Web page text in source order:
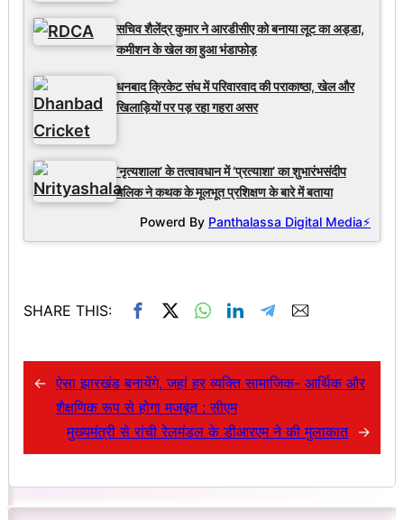
सचिव शैलेंद्र कुमार ने आरडीसीए को बनाया लूट का अड्डा,
कमीशन के खेल का हुआ भंडाफोड़
धनबाद क्रिकेट संघ में परिवारवाद की पराकाष्ठा, खेल और
खिलाड़ियों पर पड़ रहा गहरा असर
‘नृत्यशाला’ के तत्वावधान में ‘प्रत्याशा’ का शुभारंभसंदीप
मलिक ने कथक के मूलभूत प्रशिक्षण के बारे में बताया
Powerd By Panthalassa Digital Media⚡
SHARE THIS:
← ऐसा झारखंड बनायेंगे, जहां हर व्यक्ति सामाजिक- आर्थिक और
शैक्षणिक रूप से होगा मजबूत : सीएम
मुख्यमंत्री से रांची रेलमंडल के डीआरएम ने की मुलाकात →